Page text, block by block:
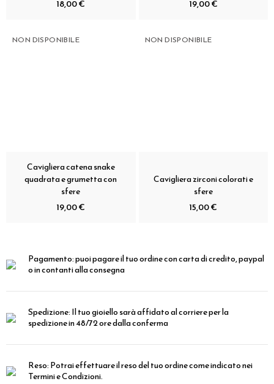
18,00 €
19,00 €
NON DISPONIBILE
Cavigliera catena snake
quadrata e grumetta con
sfere
19,00 €
NON DISPONIBILE
Cavigliera zirconi colorati e
sfere
15,00 €
Pagamento:puoi pagare il tuo ordine con carta di credito, paypal
o in contanti alla consegna
Spedizione:Il tuo gioiello sarà affidato al corriere per la
spedizione in 48/72 ore dalla conferma
Reso:Potrai effettuare il reso del tuo ordine come indicato nei
Termini e Condizioni.